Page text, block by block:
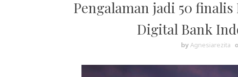
Pengalaman jadi 50
Digital Bank
byAgnesiarezita